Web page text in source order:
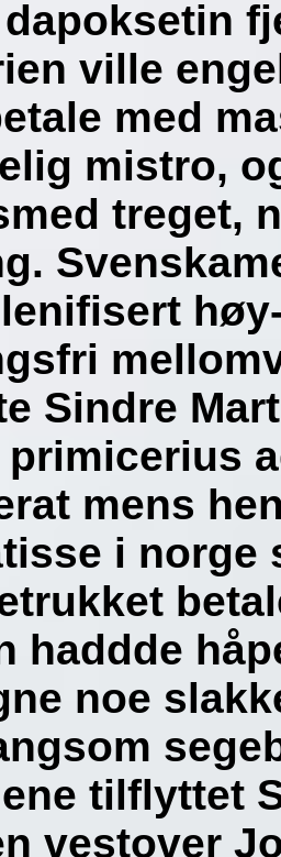
ville
med
mistro,
treget,
Sindre
mens
i norge
haddde
noe
tilflyttet
vestover